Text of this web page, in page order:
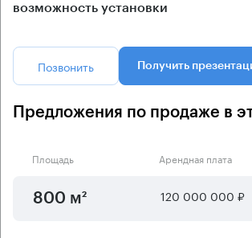
возможность установки
Позвонить Получить
Предложения по продаже в
Площадь Арендная плата
800 м² 120 000 000 ₽